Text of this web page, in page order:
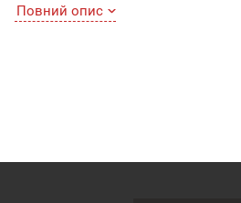
Повний опис